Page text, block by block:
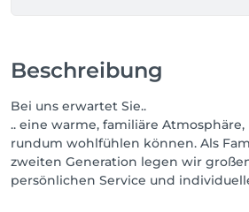
Beschreibung
Bei uns erwartet Sie..
.. eine warme, familiäre Atmosphäre,
rundum wohlfühlen können. Als
zweiten Generation legen wir
persönlichen Service und